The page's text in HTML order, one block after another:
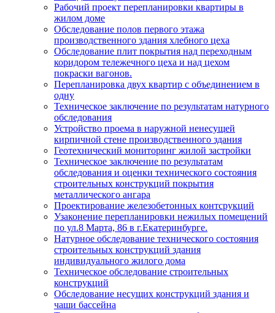
Рабочий проект перепланировки квартиры в
жилом доме
Обследование полов первого этажа
производственного здания хлебного цеха
Обследование плит покрытия над переходным
коридором тележечного цеха и над цехом
покраски вагонов.
Перепланировка двух квартир с объединением в
одну
Техническое заключение по результатам натурного
обследования
Устройство проема в наружной ненесущей
кирпичной стене производственного здания
Геотехнический мониторинг жилой застройки
Техническое заключение по результатам
обследования и оценки технического состояния
строительных конструкций покрытия
металлического ангара
Проектирование железобетонных контсрукций
Узаконение перепланировки нежилых помещений
по ул.8 Марта, 86 в г.Екатеринбурге.
Натурное обследование технического состояния
строительных конструкций здания
индивидуального жилого дома
Техническое обследование строительных
конструкций
Обследование несущих конструкций здания и
чаши бассейна